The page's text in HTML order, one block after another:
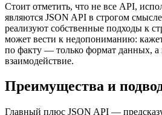
Стоит отметить, что не все API,
являются JSON API в строгом
реализуют собственные подходы к
может вести к недопониманию:
по факту — только формат данных, а
взаимодействие.
Преимущества и
Главный плюс JSON API —